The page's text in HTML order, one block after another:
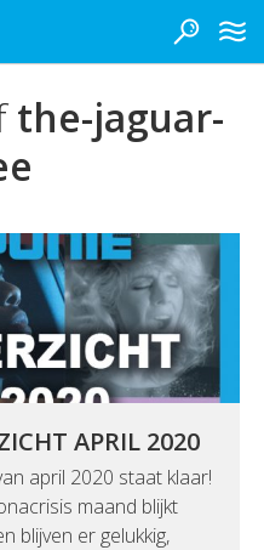
the-jaguar-
APRIL 2020
april 2020 staat klaar!
maand blijkt
blijven er gelukkig,